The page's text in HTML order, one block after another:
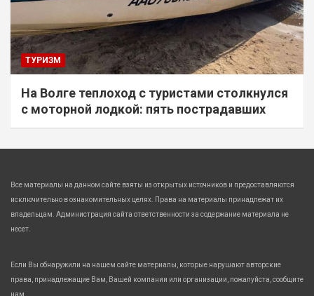
ТУРИЗМ
На Волге теплоход с туристами столкнулся
с моторной лодкой: пять пострадавших
Все материалы на данном сайте взяты из открытых источников и предоставляются
исключительно в ознакомительных целях. Права на материалы принадлежат их
владельцам. Администрация сайта ответственности за содержание материала не
несет.
Если Вы обнаружили на нашем сайте материалы, которые нарушают авторские
права, принадлежащие Вам, Вашей компании или организации, пожалуйста, сообщите
нам.